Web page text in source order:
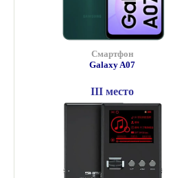
Смартфон
Galaxy A07
III место